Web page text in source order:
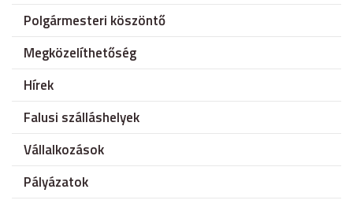
Polgármesteri köszöntő
Megközelíthetőség
Hírek
Falusi szálláshelyek
Vállalkozások
Pályázatok